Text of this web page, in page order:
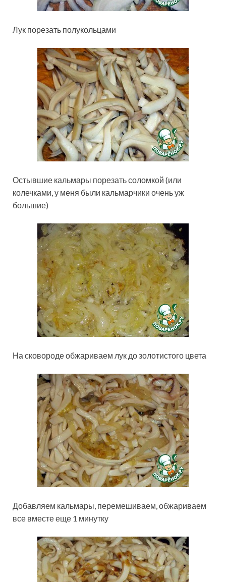
Лук порезать полукольцами
Остывшие кальмары порезать соломкой (или
колечками, у меня были кальмарчики очень уж
большие)
На сковороде обжариваем лук до золотистого цвета
Добавляем кальмары, перемешиваем, обжариваем
все вместе еще 1 минутку